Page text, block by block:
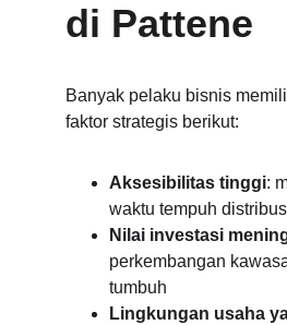
di Pattene
Banyak pelaku bisnis
faktor strategis berikut:
Aksesibilitas tinggi:
waktu tempuh
Nilai investasi
perkembangan
tumbuh
Lingkungan usaha